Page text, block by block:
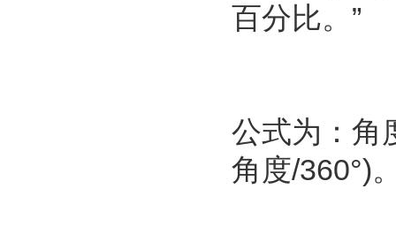
百分比。”
公式为：角
角度/360°)